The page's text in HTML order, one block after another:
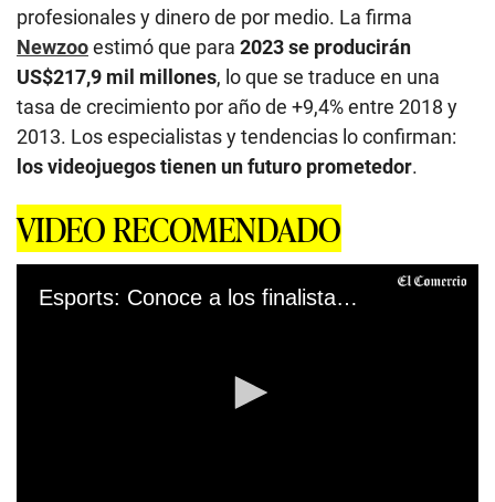
profesionales y dinero de por medio. La firma
Newzooestimó que para 2023 se producirán
US$217,9 mil millones, lo que se traduce en una
tasa de crecimiento por año de +9,4% entre 2018 y
2013. Los especialistas y tendencias lo confirman:
los videojuegos tienen un futuro prometedor.
VIDEO RECOMENDADO
Esports: Conoce a los finalistas de la Claro Gaming Stars League